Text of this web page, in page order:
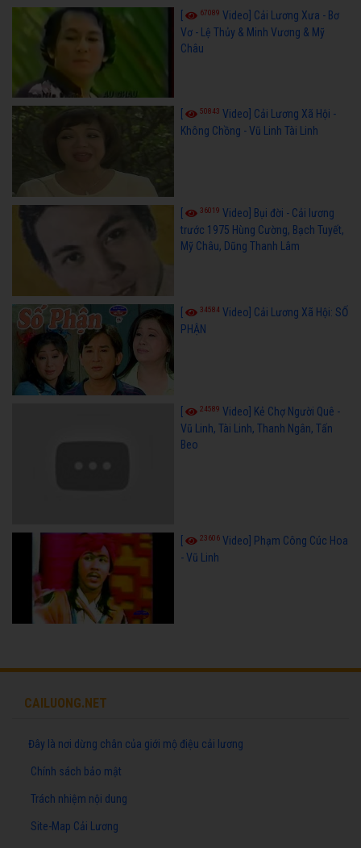
[ 67089 Video] Cải Lương Xưa - Bơ
Vơ - Lệ Thủy & Minh Vương & Mỹ
Châu
50843 Video] Cải Lương Xã Hội -
Không Chồng - Vũ Linh Tài Linh
36019 Video] Bụi đời - Cải lương
trước 1975 Hùng Cường, Bạch Tuyết,
Mỹ Châu, Dũng Thanh Lâm
34584 Video] Cải Lương Xã Hội: SỐ
PHẬN
24589 Video] Kẻ Chợ Người Quê -
Vũ Linh, Tài Linh, Thanh Ngân, Tấn
Beo
23606 Video] Phạm Công Cúc Hoa
- Vũ Linh
CAILUONG.NET
Đây là nơi dừng chân của giới mộ điệu cải lương
Chính sách bảo mật
Trách nhiệm nội dung
Site-Map Cải Lương